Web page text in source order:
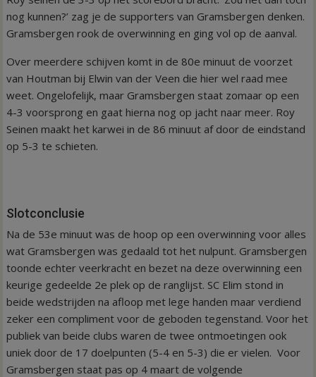
nog kunnen?’ zag je de supporters van Gramsbergen denken.
Gramsbergen rook de overwinning en ging vol op de aanval.
Over meerdere schijven komt in de 80e minuut de voorzet
van Houtman bij Elwin van der Veen die hier wel raad mee
weet. Ongelofelijk, maar Gramsbergen staat zomaar op een
4-3 voorsprong en gaat hierna nog op jacht naar meer. Roy
Seinen maakt het karwei in de 86 minuut af door de eindstand
op 5-3 te schieten.
Slotconclusie
Na de 53e minuut was de hoop op een overwinning voor alles
wat Gramsbergen was gedaald tot het nulpunt. Gramsbergen
toonde echter veerkracht en bezet na deze overwinning een
keurige gedeelde 2e plek op de ranglijst. SC Elim stond in
beide wedstrijden na afloop met lege handen maar verdiend
zeker een compliment voor de geboden tegenstand. Voor het
publiek van beide clubs waren de twee ontmoetingen ook
uniek door de 17 doelpunten (5-4 en 5-3) die er vielen. Voor
Gramsbergen staat pas op 4 maart de volgende